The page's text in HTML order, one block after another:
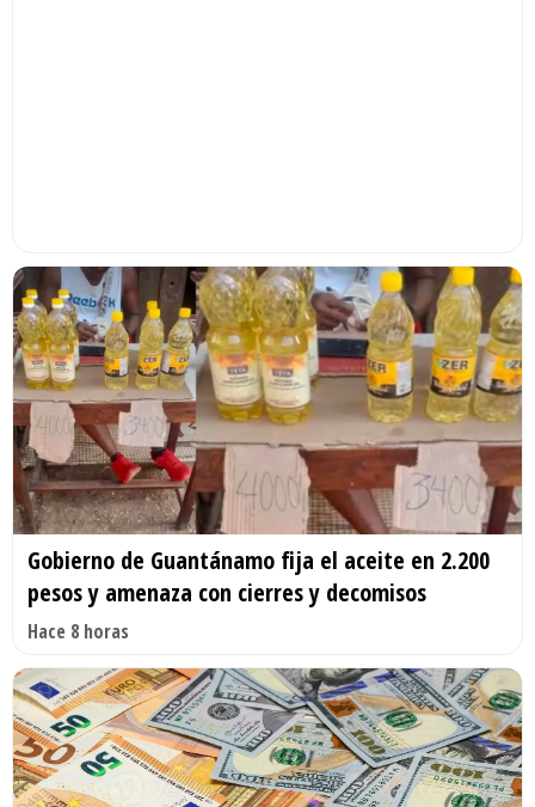
Gobierno de Guantánamo fija el aceite en 2.200
pesos y amenaza con cierres y decomisos
Hace 8 horas